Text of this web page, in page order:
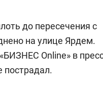
до пересечения с
на улице Ярдем.
Online» в
пострадал.